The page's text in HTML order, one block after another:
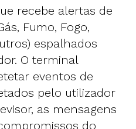
recebe alertas de
Fumo, Fogo,
espalhados
O terminal
eventos de
pelo utilizador
as mensagens
do